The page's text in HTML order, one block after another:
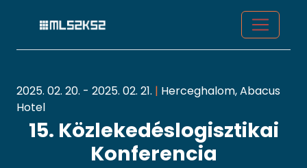
2025. 02. 20. - 2025. 02. 21. | Herceghalom, Abacus
Hotel
15. Közlekedéslogisztikai
Konferencia